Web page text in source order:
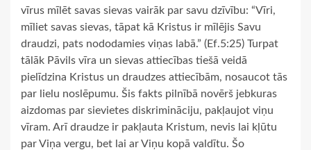
vīrus mīlēt savas sievas vairāk par savu dzīvību: “Vīri,
mīliet savas sievas, tāpat kā Kristus ir mīlējis Savu
draudzi, pats nododamies viņas labā.” (Ef.5:25) Turpat
tālāk Pāvils vīra un sievas attiecības tiešā veidā
pielīdzina Kristus un draudzes attiecībām, nosaucot tās
par lielu noslēpumu. Šis fakts pilnībā novērš jebkuras
aizdomas par sievietes diskrimināciju, pakļaujot viņu
vīram. Arī draudze ir pakļauta Kristum, nevis lai kļūtu
par Viņa vergu, bet lai ar Viņu kopā valdītu. Šo